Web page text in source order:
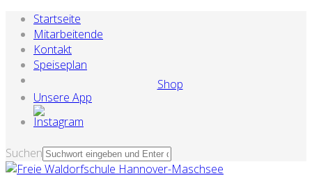
Startseite
Mitarbeitende
Kontakt
Speiseplan
Shop
Unsere App
Suchen